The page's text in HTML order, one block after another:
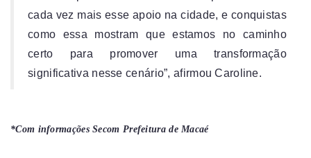
cada vez mais esse apoio na cidade, e conquistas
como essa mostram que estamos no caminho
certo para promover uma transformação
significativa nesse cenário”, afirmou Caroline.
*Com informações Secom Prefeitura de Macaé